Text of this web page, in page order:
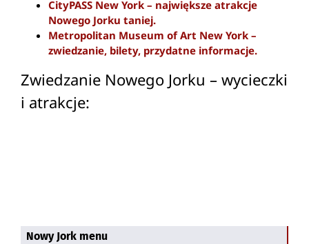
CityPASS New York – największe atrakcje
Nowego Jorku taniej.
Metropolitan Museum of Art New York –
zwiedzanie, bilety, przydatne informacje.
Zwiedzanie Nowego Jorku – wycieczki
i atrakcje:
Nowy Jork menu